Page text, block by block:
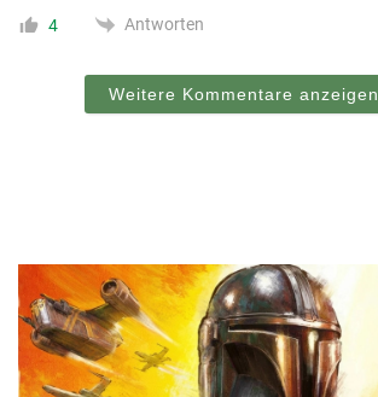
4 Antworten
Weitere Kommentare anzeigen